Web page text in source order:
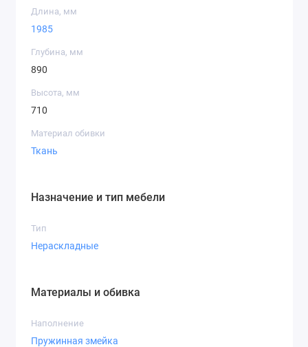
Эргономичная посадка
Лёгкость ухода за тканью
Длина, мм
1985
Глубина, мм
890
Высота, мм
710
Материал обивки
Ткань
Назначение и тип мебели
Тип
Нераскладные
Материалы и обивка
Наполнение
Пружинная змейка